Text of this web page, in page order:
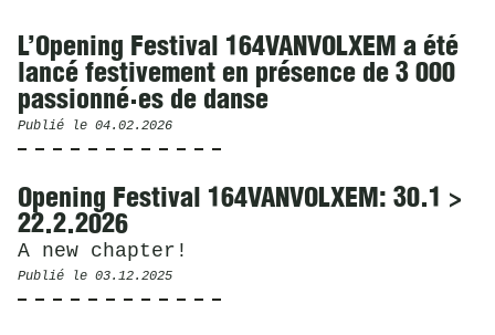
L’Opening Festival 164VANVOLXEM a été
lancé festivement en présence de 3 000
passionné·es de danse
Publié le 04.02.2026
Opening Festival 164VANVOLXEM: 30.1 >
22.2.2026
A new chapter!
Publié le 03.12.2025